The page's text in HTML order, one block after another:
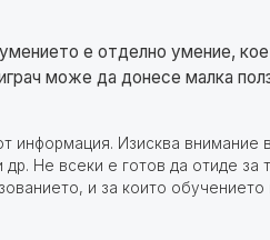
е отделно умение,
може да донесе малка
информация. Изисква внимание
Не всеки е готов да отиде
и за които